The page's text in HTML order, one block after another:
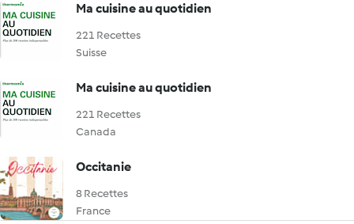
Ma cuisine au quotidien
221 Recettes
Suisse
Ma cuisine au quotidien
221 Recettes
Canada
Occitanie
8 Recettes
France